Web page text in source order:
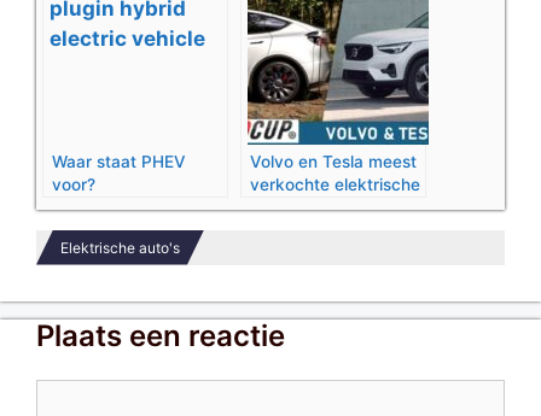
Waar staat PHEV
voor?
Volvo en Tesla meest
verkochte elektrische
auto’s
Elektrische auto's
Plaats een reactie